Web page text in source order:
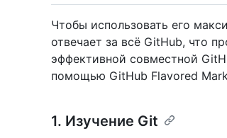
Чтобы использовать его
отвечает за всё GitHub, что
эффективной совместной
помощью GitHub Flavored
1. Изучение Git